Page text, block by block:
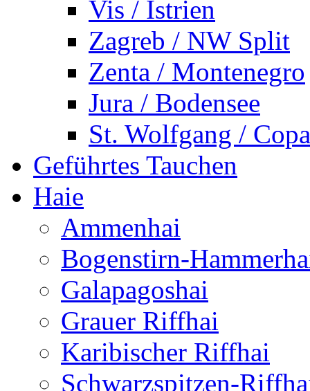
Vis / Istrien
Zagreb / NW Split
Zenta / Montenegro
Jura / Bodensee
St. Wolfgang /
Geführtes Tauchen
Haie
Ammenhai
Bogenstirn-
Galapagoshai
Grauer Riffhai
Karibischer Riffhai
Schwarzspitzen-